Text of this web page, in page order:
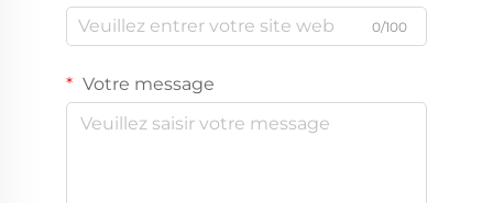
0/100
Votre message